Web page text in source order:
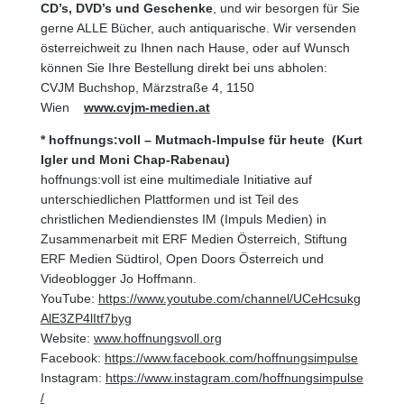
CD’s, DVD’s und Geschenke, und wir besorgen für Sie
gerne ALLE Bücher, auch antiquarische. Wir versenden
österreichweit zu Ihnen nach Hause, oder auf Wunsch
können Sie Ihre Bestellung direkt bei uns abholen:
CVJM Buchshop, Märzstraße 4, 1150
Wien
www.cvjm-medien.at
* hoffnungs:voll – Mutmach-Impulse für heute (Kurt
Igler und Moni Chap-Rabenau)
hoffnungs:voll ist eine multimediale Initiative auf
unterschiedlichen Plattformen und ist Teil des
christlichen Mediendienstes IM (Impuls Medien) in
Zusammenarbeit mit ERF Medien Österreich, Stiftung
ERF Medien Südtirol, Open Doors Österreich und
Videoblogger Jo Hoffmann.
YouTube: https://www.youtube.com/channel/UCeHcsukg
AlE3ZP4lItf7byg
Website: www.hoffnungsvoll.org
Facebook: https://www.facebook.com/hoffnungsimpulse
Instagram: https://www.instagram.com/hoffnungsimpulse
/